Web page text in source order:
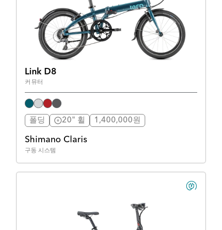
Link D8
커뮤터
폴딩 20" 휠 1,400,000원
Shimano Claris
구동 시스템